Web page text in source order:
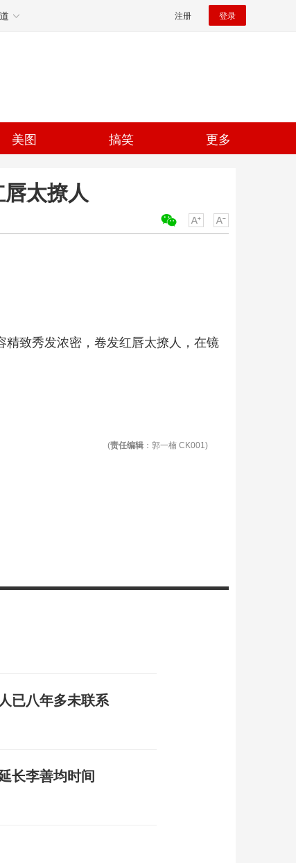
注册 登录
美图 搞笑 更多
太撩人
致秀发浓密，卷发红唇太撩人，在镜
(责任编辑 ：郭一楠 CK001)
已八年多未联系
长李善均时间